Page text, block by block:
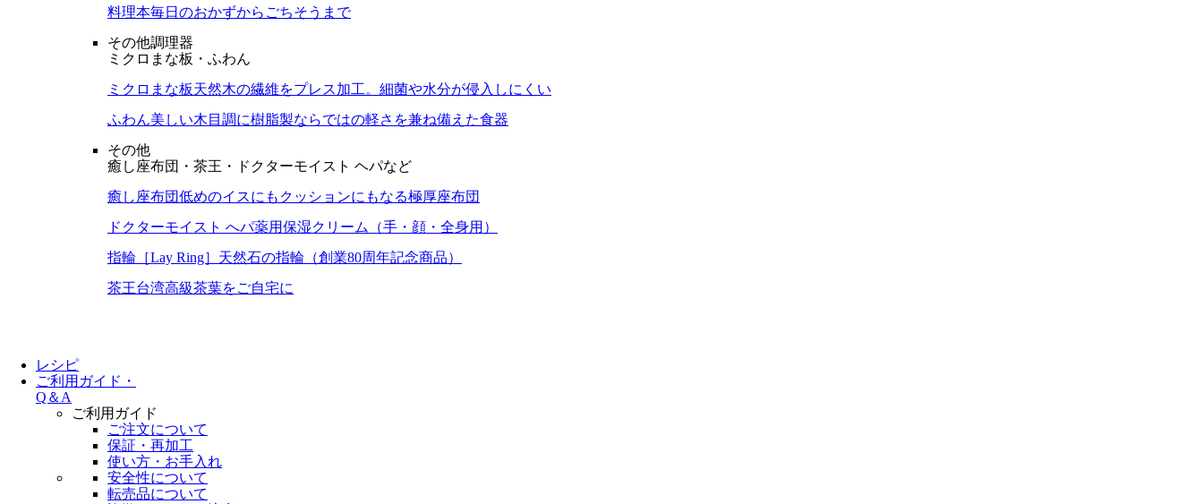
料理本毎日のおかずからごちそうまで
その他調理器
ミクロまな板・ふわん
ミクロまな板天然木の繊維をプレス加工。細菌や水分が侵入しにくい
ふわん美しい木目調に樹脂製ならではの軽さを兼ね備えた食器
その他
癒し座布団・茶王・ドクターモイスト ヘパなど
癒し座布団低めのイスにもクッションにもなる極厚座布団
ドクターモイスト へパ薬用保湿クリーム（手・顔・全身用）
指輪［Lay Ring］ 天然石の指輪（創業80周年記念商品）
茶王台湾高級茶葉をご自宅に
レシピ
ご利用ガイド・
Q＆A
ご利用ガイド
ご注文について
保証・再加工
使い方・お手入れ
安全性について
転売品について